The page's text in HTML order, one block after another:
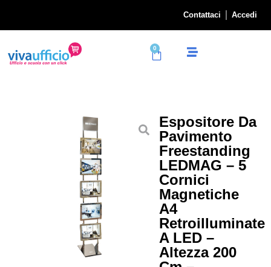
Contattaci Accedi
0
Espositore Da
Pavimento
Freestanding
LEDMAG – 5
Cornici
Magnetiche
A4
Retroilluminate
A LED –
Altezza 200